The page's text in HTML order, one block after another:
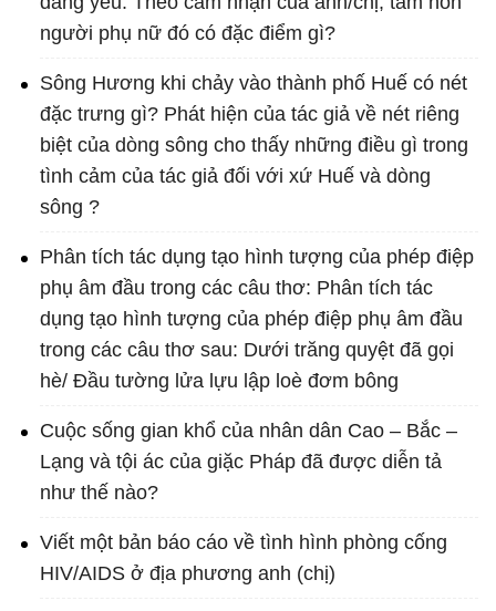
người phụ nữ đó có đặc điểm gì?
Sông Hương khi chảy vào thành phố Huế có nét
đặc trưng gì? Phát hiện của tác giả về nét riêng
biệt của dòng sông cho thấy những điều gì trong
tình cảm của tác giả đối với xứ Huế và dòng
sông ?
Phân tích tác dụng tạo hình tượng của phép điệp
phụ âm đầu trong các câu thơ: Phân tích tác
dụng tạo hình tượng của phép điệp phụ âm đầu
trong các câu thơ sau: Dưới trăng quyệt đã gọi
hè/ Đầu tường lửa lựu lập loè đơm bông
Cuộc sống gian khổ của nhân dân Cao – Bắc –
Lạng và tội ác của giặc Pháp đã được diễn tả
như thế nào?
Viết một bản báo cáo về tình hình phòng cống
HIV/AIDS ở địa phương anh (chị)